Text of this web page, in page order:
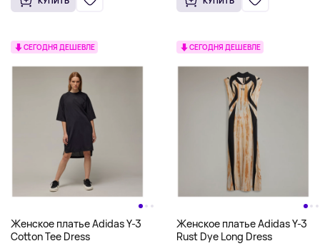
СЕГОДНЯ ДЕШЕВЛЕ
Женское платье Adidas Y-3
Cotton Tee Dress
СЕГОДНЯ ДЕШЕВЛЕ
Женское платье Adidas Y-3
Rust Dye Long Dress